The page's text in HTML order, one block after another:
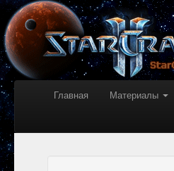
Главная Материалы